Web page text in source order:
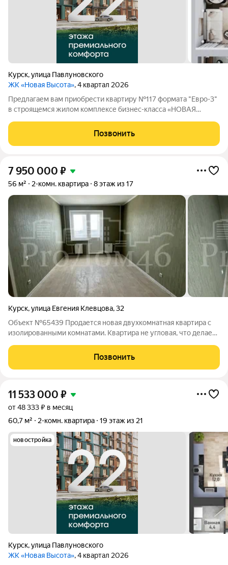
Курск,улица Павлуновского
ЖК «Новая Высота», 4 квартал 2026
Предлагаем вам приобрести квартиру №117 формата "Евро-3"
в строящемся жилом комплексе бизнес-класса «НОВАЯ
Павлуновского, д. 3. Жилой комплекс "НОВАЯ ВЫСОТА" - это
уютный уголок для жизни в самом
Позвонить
7 950 000 ₽
56 м² 2-комн. квартира 8 этаж из 17
Курск,улица Евгения Клевцова,32
Объект №65439 Продается новая двухкомнатная квартира с
изолированными комнатами. Квартира не угловая, что делает
косметический ремонт от застройщика, установлены
качественные металлическая входная и
Позвонить
11 533 000 ₽
от 48 333 ₽ в месяц
60,7 м²
2-комн. квартира 19 этаж из 21
новостройка
Курск,улица Павлуновского
ЖК «Новая Высота», 4 квартал 2026